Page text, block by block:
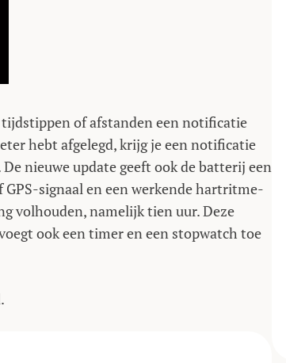
tijdstippen of afstanden een notificatie
hebt afgelegd, krijg je een notificatie
nieuwe update geeft ook de batterij een
GPS-signaal en een werkende hartritme-
volhouden, namelijk tien uur. Deze
ook een timer en een stopwatch toe